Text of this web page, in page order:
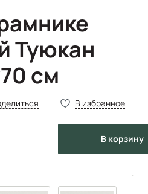
Туюкан
см
В избранное
в корзину